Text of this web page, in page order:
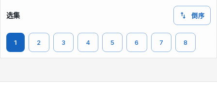
选集 倒序
1 2 3 4 5 6 7 8